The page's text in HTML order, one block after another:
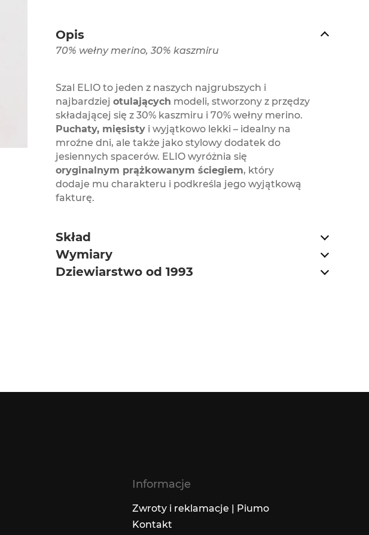
Opis
70% wełny merino, 30% kaszmiru
Szal ELIO to jeden z naszych najgrubszych i
najbardziejotulających modeli, stworzony z przędzy
składającej się z 30% kaszmiru i 70% wełny merino.
Puchaty, mięsisty i wyjątkowo lekki – idealny na
mroźne dni, ale także jako stylowy dodatek do
jesiennych spacerów. ELIO wyróżnia się
oryginalnym prążkowanym ściegiem, który
dodaje mu charakteru i podkreśla jego wyjątkową
fakturę.
Skład
Wymiary
Dziewiarstwo od 1993
Informacje
Zwroty i reklamacje | Piumo
Kontakt